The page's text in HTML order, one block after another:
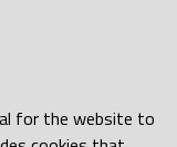
for the website to